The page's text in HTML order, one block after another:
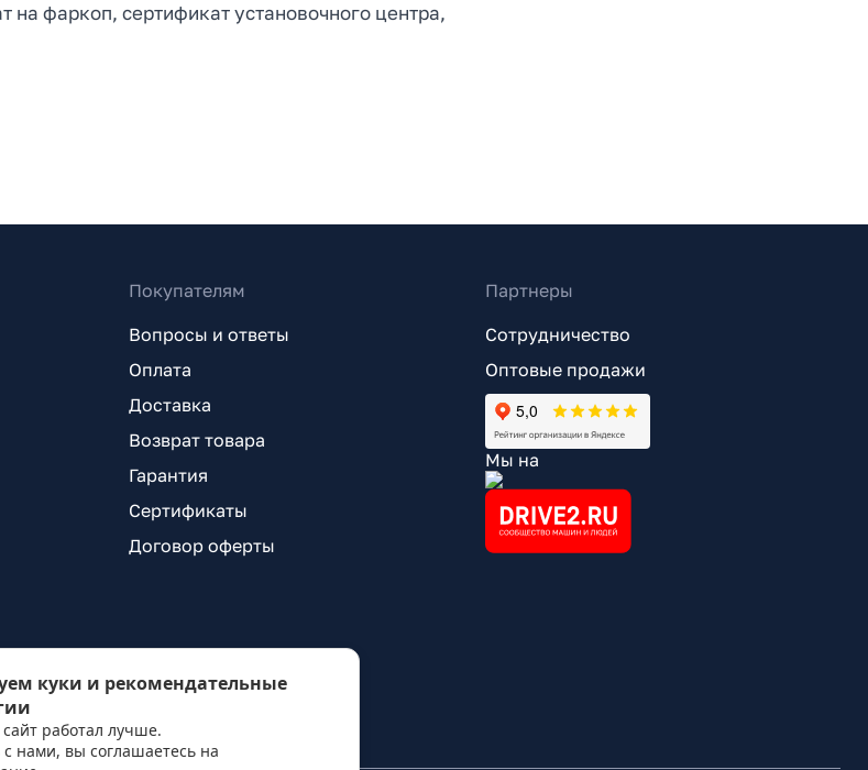
фаркоп, сертификат установочного центра,
Покупателям
Вопросы и ответы
Оплата
Доставка
Возврат товара
Гарантия
Сертификаты
Договор оферты
Партнеры
Сотрудничество
Оптовые продажи
Мы на
Фермы, д. 29, лит. ВГ
куки и рекомендательные
работал лучше.
с нами, вы соглашаетесь на